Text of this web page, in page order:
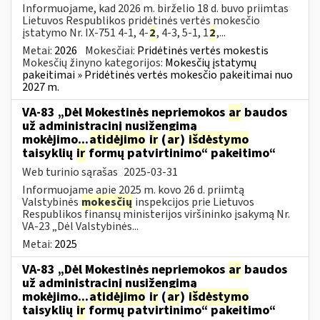
Informuojame, kad 2026 m. birželio 18 d. buvo priimtas
Lietuvos Respublikos pridėtinės vertės mokesčio
įstatymo Nr. IX-751 4-1, 4-2, 4-3, 5-1, 12,...
Metai: 2026 Mokesčiai: Pridėtinės vertės mokestis
Mokesčių žinyno kategorijos: Mokesčių įstatymų
pakeitimai » Pridėtinės vertės mokesčio pakeitimai nuo
2027 m.
VA-83 „Dėl Mokestinės nepriemokos ar baudos
už administracinį nusižengimą
mokėjimo...atidėjimo ir (ar) išdėstymo
taisyklių ir formų patvirtinimo“ pakeitimo“
Web turinio sąrašas 2025-03-31
Informuojame apie 2025 m. kovo 26 d. priimtą
Valstybinės mokesčių inspekcijos prie Lietuvos
Respublikos finansų ministerijos viršininko įsakymą Nr.
VA-23 „Dėl Valstybinės...
Metai: 2025
VA-83 „Dėl Mokestinės nepriemokos ar baudos
už administracinį nusižengimą
mokėjimo...atidėjimo ir (ar) išdėstymo
taisyklių ir formų patvirtinimo“ pakeitimo“